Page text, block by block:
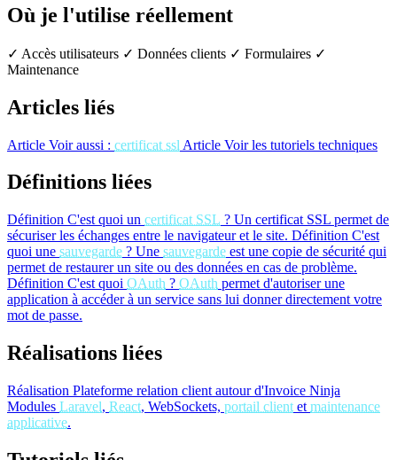
Où je l'utilise réellement
✓ Accès utilisateurs ✓ Données clients ✓ Formulaires ✓
Maintenance
Articles liés
Article Voir aussi : certificat ssl Article Voir les tutoriels techniques
Définitions liées
Définition C'est quoi un certificat SSL ? Un certificat SSL permet de
sécuriser les échanges entre le navigateur et le site. Définition C'est
quoi une sauvegarde ? Une sauvegarde est une copie de sécurité qui
permet de restaurer un site ou des données en cas de problème.
Définition C'est quoi OAuth ? OAuth permet d'autoriser une
application à accéder à un service sans lui donner directement votre
mot de passe.
Réalisations liées
Réalisation Plateforme relation client autour d'Invoice Ninja
Modules Laravel, React, WebSockets, portail client et maintenance
applicative.